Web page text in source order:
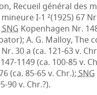
Recueil général des
I-1 ²(1925) 67
SNG Kopenhagen Nr.
A. G. Malloy, The
30 a (ca. 121-63 v.
1149 (ca. 100-85 v.
(ca. 85-65 v. Chr.); SNG
90 v. Chr.?).